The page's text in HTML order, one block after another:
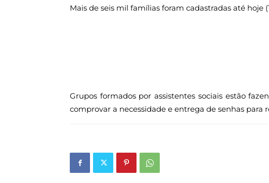
Mais de seis mil famílias foram cadastradas até hoje
Grupos formados por assistentes sociais estão
comprovar a necessidade e entrega de senhas para